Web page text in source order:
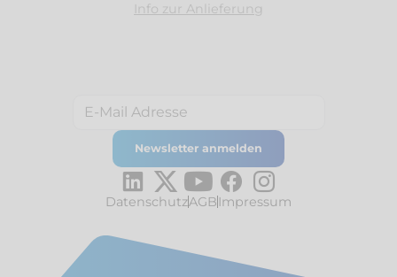
Info zur Anlieferung
DatenschutzAGB Impressum